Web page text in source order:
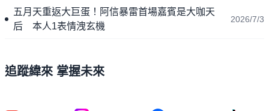
五月天重返大巨蛋！阿信暴雷首場嘉賓是大咖天
后 本人1表情洩玄機
2026/7/3
追蹤緯來 掌握未來